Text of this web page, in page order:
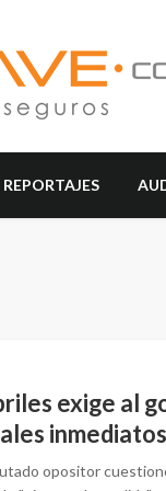
REPORTAJES
exige al
opositor